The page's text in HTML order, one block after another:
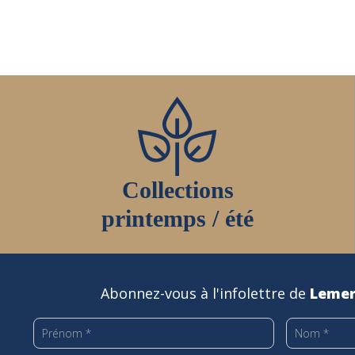
produit
produit
Collections
printemps / été
Abonnez-vous à l'infolettre de